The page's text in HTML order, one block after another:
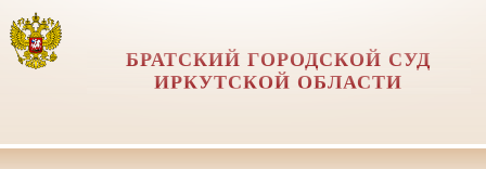
БРАТСКИЙ ГОРОДСКОЙ СУД
ИРКУТСКОЙ ОБЛАСТИ